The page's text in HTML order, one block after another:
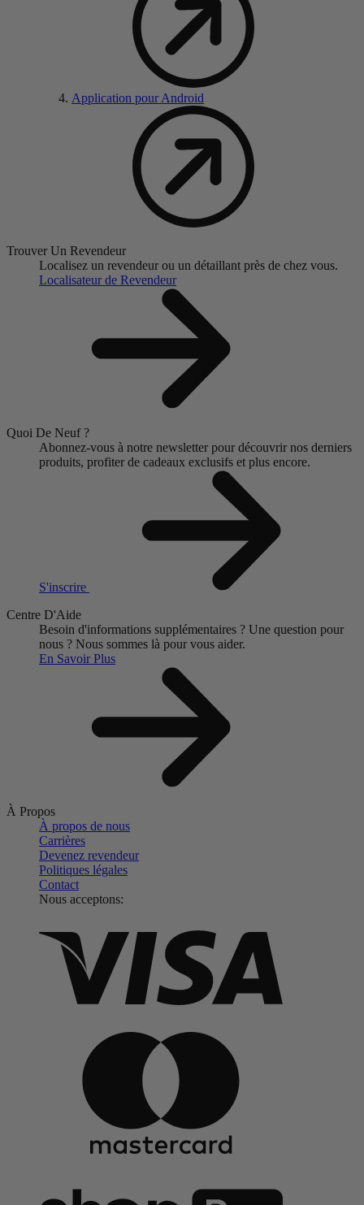
Application pour Android
Trouver Un Revendeur
Localisez un revendeur ou un détaillant près de chez vous.
Localisateur de Revendeur
Quoi De Neuf ?
Abonnez-vous à notre newsletter pour découvrir nos derniers
produits, profiter de cadeaux exclusifs et plus encore.
S'inscrire
Centre D'Aide
Besoin d'informations supplémentaires ? Une question pour
nous ? Nous sommes là pour vous aider.
En Savoir Plus
À Propos
À propos de nous
Carrières
Devenez revendeur
Politiques légales
Contact
Nous acceptons: